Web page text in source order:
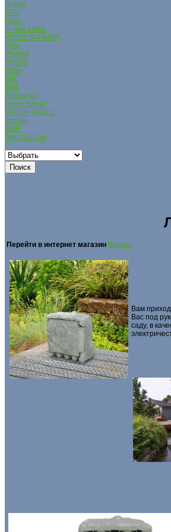
Grаwe
GTV
Hailo
in sink erator
KESSEBОHMER
Pelly
Planika
PREMi
Ritter
SFL
Sige
Tecnoinox
Union Knopf
VAUTH-SAGEL
Vonsild
WMF
ЭргоСистем
Перейти в интернет магазин Купить
Вам
Вас под
саду, в